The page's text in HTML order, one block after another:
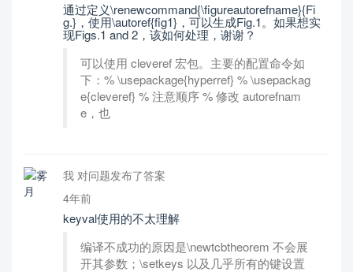
通过定义\renewcommand{\figureautorefname}{Fi
g.}，使用\autoref{fig1}，可以生成Fig.1。如果想实
现Figs.1 and 2，该如何处理，谢谢？
可以使用 cleveref 宏包。主要的配置命令如
下：% \usepackage{hyperref} % \usepackag
e{cleveref} % 注意顺序 % 修改 autorefnam
e，也
我 对问题发布了答案
4年前
keyval使用的不太理解
编译不成功的原因是\newtcbtheorem 不会展
开其参数；\setkeys 以及几乎所有的键设置